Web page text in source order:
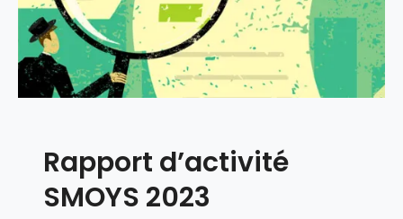
Rapport d’activité
SMOYS 2023